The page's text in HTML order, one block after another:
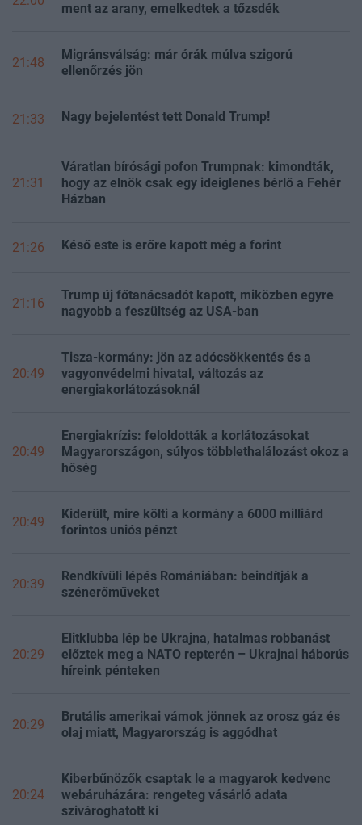
ment az arany, emelkedtek a tőzsdék
21:48
Migránsválság: már órák múlva szigorú
ellenőrzés jön
21:33 Nagy bejelentést tett Donald Trump!
21:31
Váratlan bírósági pofon Trumpnak: kimondták,
hogy az elnök csak egy ideiglenes bérlő a Fehér
Házban
21:26 Késő este is erőre kapott még a forint
21:16
Trump új főtanácsadót kapott, miközben egyre
nagyobb a feszültség az USA-ban
20:49
Tisza-kormány: jön az adócsökkentés és a
vagyonvédelmi hivatal, változás az
energiakorlátozásoknál
20:49
Energiakrízis: feloldották a korlátozásokat
Magyarországon, súlyos többlethalálozást okoz a
hőség
20:49
Kiderült, mire költi a kormány a 6000 milliárd
forintos uniós pénzt
20:39
Rendkívüli lépés Romániában: beindítják a
szénerőműveket
20:29
Elitklubba lép be Ukrajna, hatalmas robbanást
előztek meg a NATO repterén – Ukrajnai háborús
híreink pénteken
20:29
Brutális amerikai vámok jönnek az orosz gáz és
olaj miatt, Magyarország is aggódhat
20:24
Kiberbűnözők csaptak le a magyarok kedvenc
webáruházára: rengeteg vásárló adata
szivároghatott ki